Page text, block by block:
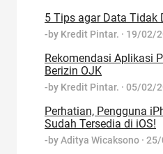
5 Tips agar Data Tidak
-by Kredit Pintar. · 19/02/
Rekomendasi Aplikasi
Berizin OJK
-by Kredit Pintar. · 05/02/
Perhatian, Pengguna
Sudah Tersedia di iOS!
-byAditya Wicaksono · 25/